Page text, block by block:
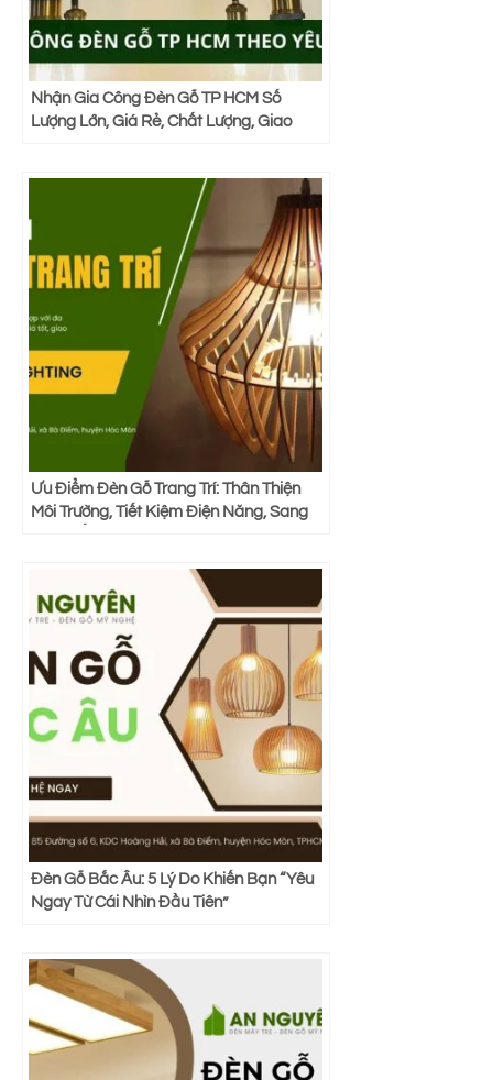
Nhận Gia Công Đèn Gỗ TP HCM Số
Lượng Lớn, Giá Rẻ, Chất Lượng, Giao
Ưu Điểm Đèn Gỗ Trang Trí: Thân Thiện
Môi Trường, Tiết Kiệm Điện Năng, Sang
Đèn Gỗ Bắc Âu: 5 Lý Do Khiến Bạn “Yêu
Ngay Từ Cái Nhìn Đầu Tiên”